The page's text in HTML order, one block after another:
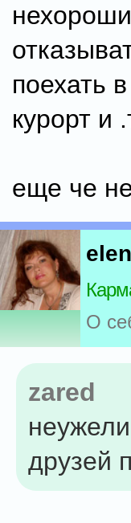
поехать
курорт и
еще че
О
zared
друзей